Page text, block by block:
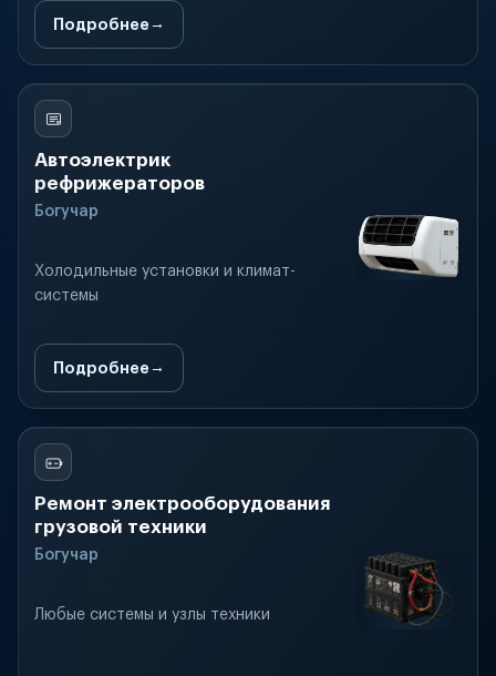
Подробнее
Автоэлектрик
рефрижераторов
Богучар
Холодильные установки и климат-
системы
Подробнее
Ремонт электрооборудования
грузовой техники
Богучар
Любые системы и узлы техники